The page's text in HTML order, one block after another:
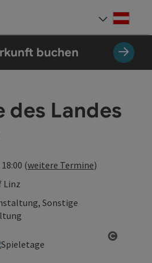
buchen
des Landes
(weitere Termine)
Linz
Sonstige